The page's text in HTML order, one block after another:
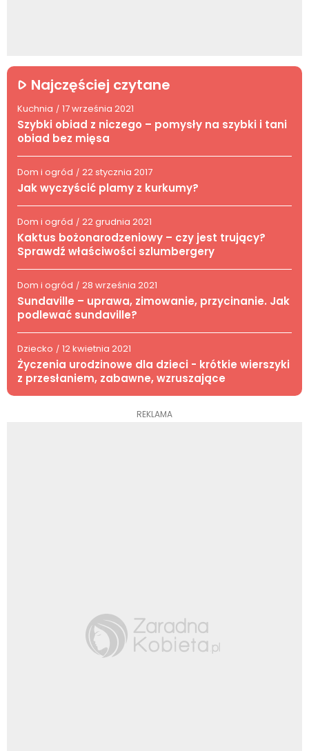
Najczęściej czytane
Kuchnia / 17 września 2021
Szybki obiad z niczego – pomysły na szybki i tani
obiad bez mięsa
Dom i ogród / 22 stycznia 2017
Jak wyczyścić plamy z kurkumy?
Dom i ogród / 22 grudnia 2021
Kaktus bożonarodzeniowy – czy jest trujący?
Sprawdź właściwości szlumbergery
Dom i ogród / 28 września 2021
Sundaville – uprawa, zimowanie, przycinanie. Jak
podlewać sundaville?
Dziecko / 12 kwietnia 2021
Życzenia urodzinowe dla dzieci - krótkie wierszyki
z przesłaniem, zabawne, wzruszające
REKLAMA